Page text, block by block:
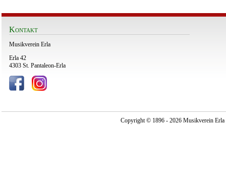
Kontakt
Musikverein Erla
Erla 42
4303 St. Pantaleon-Erla
Copyright © 1896 - 2026 Musikverein Erla